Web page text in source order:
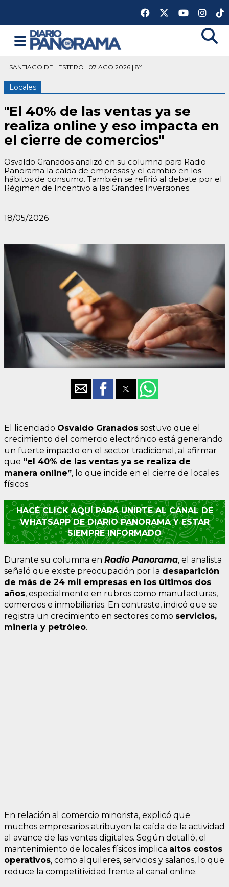
SANTIAGO DEL ESTERO | 07 AGO 2026 | 8º
Locales
"El 40% de las ventas ya se
realiza online y eso impacta en
el cierre de comercios"
Osvaldo Granados analizó en su columna para Radio
Panorama la caída de empresas y el cambio en los
hábitos de consumo. También se refirió al debate por el
Régimen de Incentivo a las Grandes Inversiones.
18/05/2026
El licenciado Osvaldo Granados sostuvo que el
crecimiento del comercio electrónico está generando
un fuerte impacto en el sector tradicional, al afirmar
que “el 40% de las ventas ya se realiza de
manera online”, lo que incide en el cierre de locales
físicos.
HACÉ CLICK AQUÍ PARA UNIRTE AL CANAL DE
WHATSAPP DE DIARIO PANORAMA Y ESTAR
SIEMPRE INFORMADO
Durante su columna en Radio Panorama, el analista
señaló que existe preocupación por la desaparición
de más de 24 mil empresas en los últimos dos
años, especialmente en rubros como manufacturas,
comercios e inmobiliarias. En contraste, indicó que se
registra un crecimiento en sectores como servicios,
minería y petróleo.
En relación al comercio minorista, explicó que
muchos empresarios atribuyen la caída de la actividad
al avance de las ventas digitales. Según detalló, el
mantenimiento de locales físicos implica altos costos
operativos, como alquileres, servicios y salarios, lo que
reduce la competitividad frente al canal online.